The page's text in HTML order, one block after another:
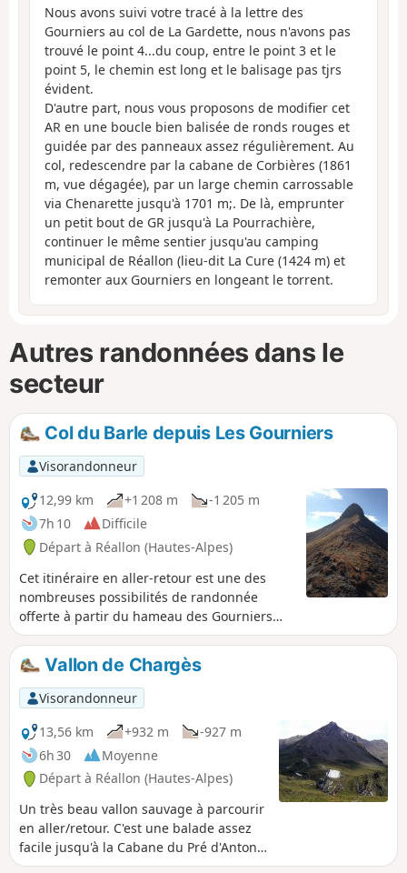
Nous avons suivi votre tracé à la lettre des
Gourniers au col de La Gardette, nous n'avons pas
trouvé le point 4...du coup, entre le point 3 et le
point 5, le chemin est long et le balisage pas tjrs
évident.
D'autre part, nous vous proposons de modifier cet
AR en une boucle bien balisée de ronds rouges et
guidée par des panneaux assez régulièrement. Au
col, redescendre par la cabane de Corbières (1861
m, vue dégagée), par un large chemin carrossable
via Chenarette jusqu'à 1701 m;. De là, emprunter
un petit bout de GR jusqu'à La Pourrachière,
continuer le même sentier jusqu'au camping
municipal de Réallon (lieu-dit La Cure (1424 m) et
remonter aux Gourniers en longeant le torrent.
Autres randonnées dans le
secteur
Col du Barle depuis Les Gourniers
Visorandonneur
12,99 km
+1 208 m
-1 205 m
7h 10
Difficile
Départ à Réallon (Hautes-Alpes)
Cet itinéraire en aller-retour est une des
nombreuses possibilités de randonnée
offerte à partir du hameau des Gourniers
avec des vues, entre autres sur le point
culminant de l'Embrunais, le Mourre Froid à
2993m d'altitude.
Vallon de Chargès
Visorandonneur
13,56 km
+932 m
-927 m
6h 30
Moyenne
Départ à Réallon (Hautes-Alpes)
Un très beau vallon sauvage à parcourir
en aller/retour. C'est une balade assez
facile jusqu'à la Cabane du Pré d'Antoni,
après c'est un peu plus pentu. Les